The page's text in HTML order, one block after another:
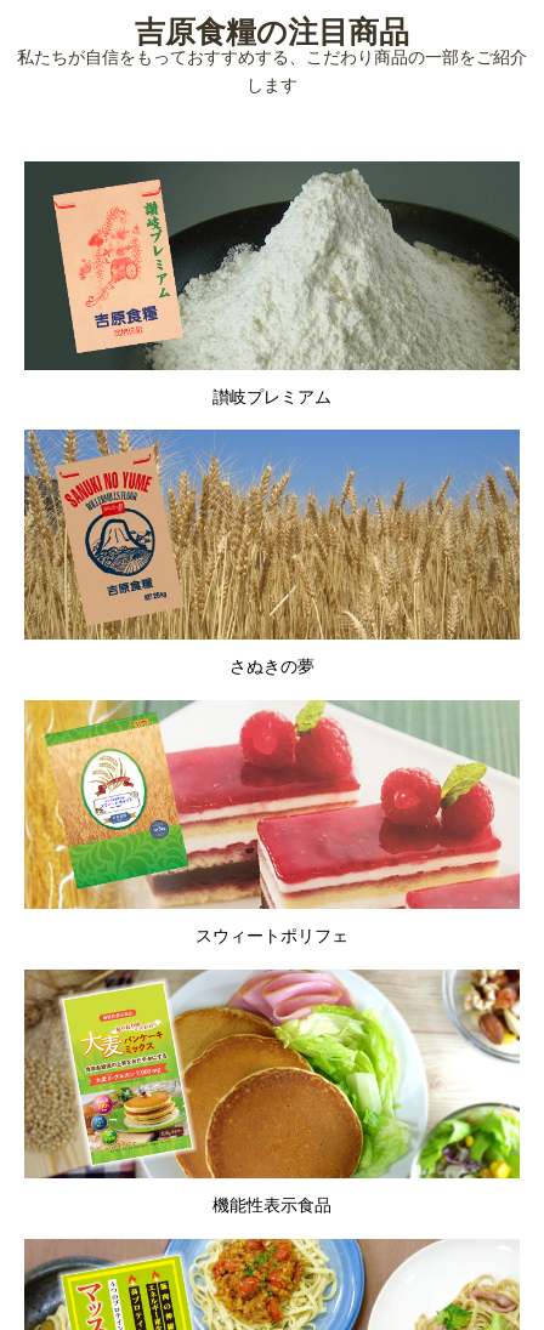
吉原食糧の注目商品
私たちが自信をもっておすすめする、こだわり商品の一部をご紹介
します
讃岐プレミアム
さぬきの夢
スウィートポリフェ
機能性表示食品